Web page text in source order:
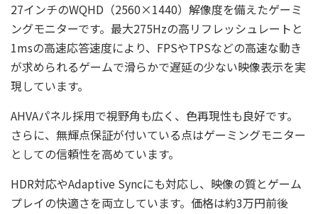
27インチのWQHD（2560×1440）解像度を備えたゲーミ
ングモニターです。最大275Hzの高リフレッシュレートと
1msの高速応答速度により、FPSやTPSなどの高速な動き
が求められるゲームで滑らかで遅延の少ない映像表示を実
現しています。
AHVAパネル採用で視野角も広く、色再現性も良好です。
さらに、無輝点保証が付いている点はゲーミングモニター
としての信頼性を高めています。
HDR対応やAdaptive Syncにも対応し、映像の質とゲーム
プレイの快適さを両立しています。価格は約3万円前後